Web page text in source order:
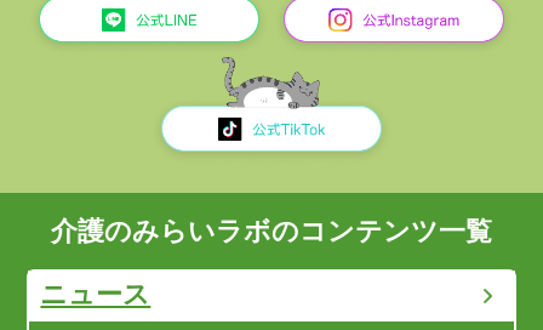
介護のみらいラボのコンテンツ一覧
ニュース